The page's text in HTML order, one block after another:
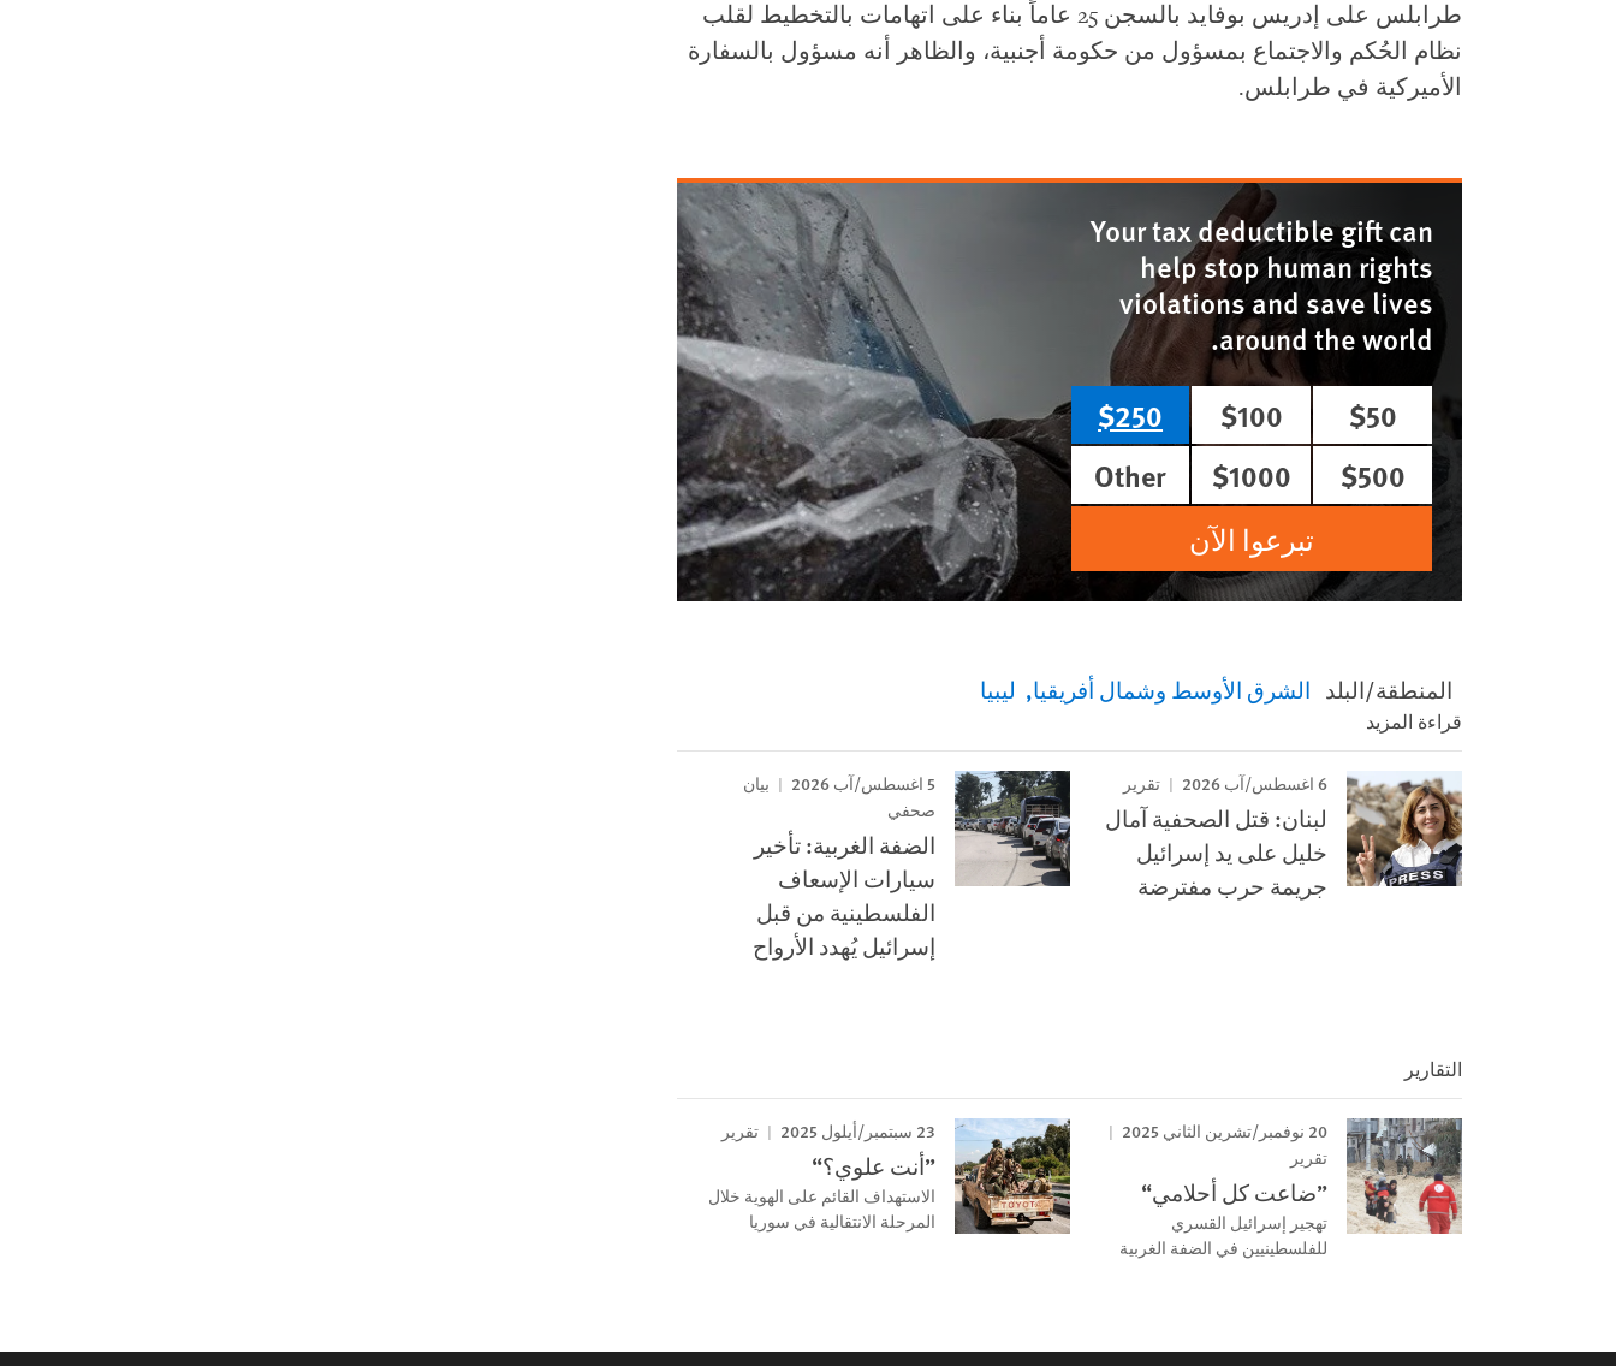
طرابلس على إدريس بوفايد بالسجن 25 عاماً بناء على اتهامات بالتخطيط لقلب
نظام الحُكم والاجتماع بمسؤول من حكومة أجنبية، والظاهر أنه مسؤول بالسفارة
الأميركية في طرابلس.
Your tax deductible gift can
help stop human rights
violations and save lives
around the world.
$50
$100
$250
$500
$1000
Other
تبرعوا الآن
المنطقة/البلد الشرق الأوسط وشمال أفريقيا ليبيا
قراءة المزيد
6 اغسطس/آب 2026 تقرير
لبنان: قتل الصحفية آمال
خليل على يد إسرائيل
جريمة حرب مفترضة
5 اغسطس/آب 2026
بيان
صحفي
الضفة الغربية: تأخير
سيارات الإسعاف
الفلسطينية من قبل
إسرائيل يُهدد الأرواح
التقارير
20 نوفمبر/تشرين الثاني 2025
تقرير
”ضاعت كل أحلامي“
تهجير إسرائيل القسري
للفلسطينيين في الضفة الغربية
23 سبتمبر/أيلول 2025 تقرير
”أنت علوي؟“
الاستهداف القائم على الهوية خلال
المرحلة الانتقالية في سوريا